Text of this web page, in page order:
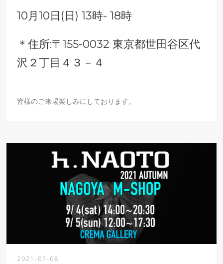
10月10日(日) 13時- 18時
＊住所:〒155-0032 東京都世田谷区代
沢２丁目４３－４
皆様のご来場楽しみにしております。
2021-07-08